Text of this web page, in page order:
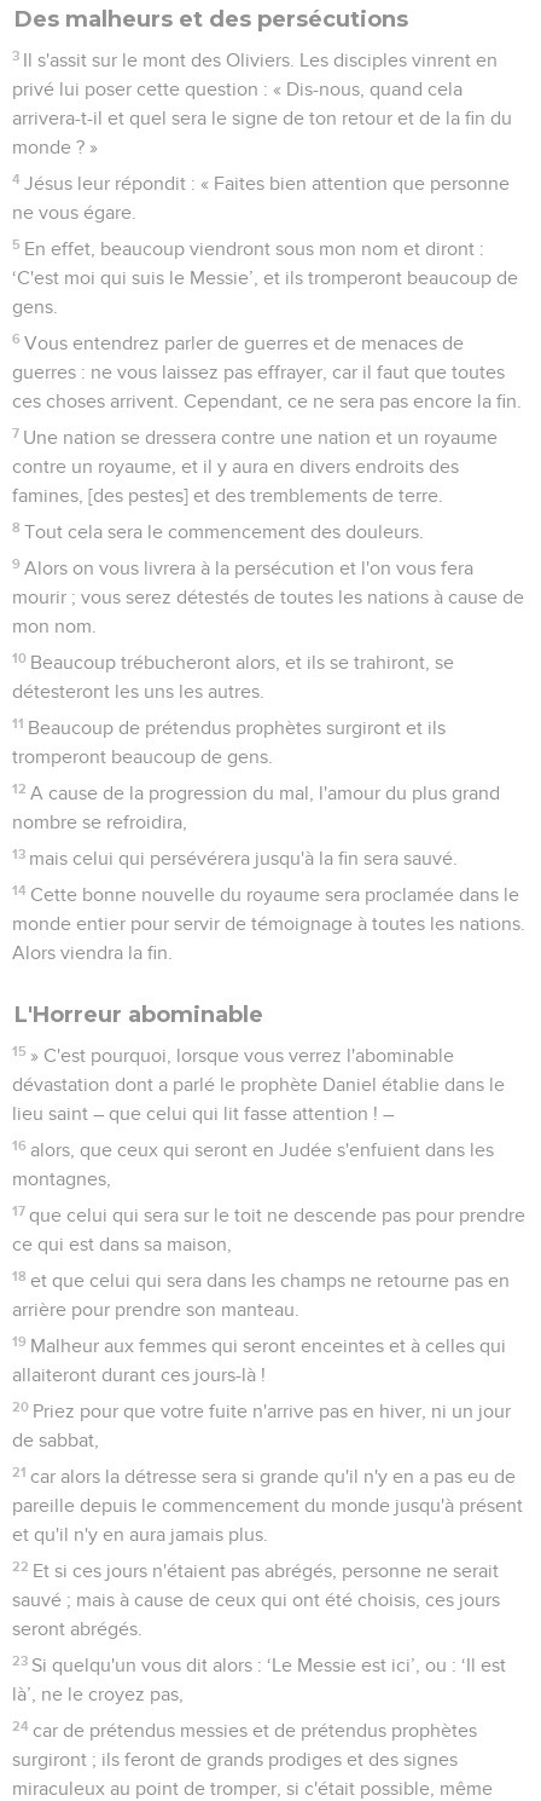
Des malheurs et des persécutions
3 Il s'assit sur le mont des Oliviers. Les disciples vinrent en
privé lui poser cette question : « Dis-nous, quand cela
arrivera-t-il et quel sera le signe de ton retour et de la fin du
monde ? »
4 Jésus leur répondit : « Faites bien attention que personne
ne vous égare.
5 En effet, beaucoup viendront sous mon nom et diront :
‘C'est moi qui suis le Messie’, et ils tromperont beaucoup de
gens.
6 Vous entendrez parler de guerres et de menaces de
guerres : ne vous laissez pas effrayer, car il faut que toutes
ces choses arrivent. Cependant, ce ne sera pas encore la fin.
7 Une nation se dressera contre une nation et un royaume
contre un royaume, et il y aura en divers endroits des
famines, [des pestes] et des tremblements de terre.
8 Tout cela sera le commencement des douleurs.
9 Alors on vous livrera à la persécution et l'on vous fera
mourir ; vous serez détestés de toutes les nations à cause de
mon nom.
10 Beaucoup trébucheront alors, et ils se trahiront, se
détesteront les uns les autres.
11 Beaucoup de prétendus prophètes surgiront et ils
tromperont beaucoup de gens.
12 A cause de la progression du mal, l'amour du plus grand
nombre se refroidira,
13 mais celui qui persévérera jusqu'à la fin sera sauvé.
14 Cette bonne nouvelle du royaume sera proclamée dans le
monde entier pour servir de témoignage à toutes les nations.
Alors viendra la fin.
L'Horreur abominable
15 » C'est pourquoi, lorsque vous verrez l'abominable
dévastation dont a parlé le prophète Daniel établie dans le
lieu saint – que celui qui lit fasse attention ! –
16 alors, que ceux qui seront en Judée s'enfuient dans les
montagnes,
17 que celui qui sera sur le toit ne descende pas pour prendre
ce qui est dans sa maison,
18 et que celui qui sera dans les champs ne retourne pas en
arrière pour prendre son manteau.
19 Malheur aux femmes qui seront enceintes et à celles qui
allaiteront durant ces jours-là !
20 Priez pour que votre fuite n'arrive pas en hiver, ni un jour
de sabbat,
21 car alors la détresse sera si grande qu'il n'y en a pas eu de
pareille depuis le commencement du monde jusqu'à présent
et qu'il n'y en aura jamais plus.
22 Et si ces jours n'étaient pas abrégés, personne ne serait
sauvé ; mais à cause de ceux qui ont été choisis, ces jours
seront abrégés.
23 Si quelqu'un vous dit alors : ‘Le Messie est ici’, ou : ‘Il est
là’, ne le croyez pas,
24 car de prétendus messies et de prétendus prophètes
surgiront ; ils feront de grands prodiges et des signes
miraculeux au point de tromper, si c'était possible, même